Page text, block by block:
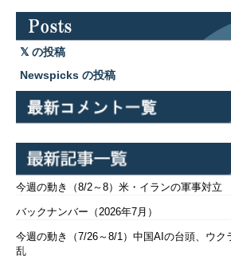
の投稿
Newspicks の投稿
今週の動き（8/2～8）米・イランの軍事対立
バックナンバー（2026年7月）
今週の動き（7/26～8/1）中国AIの台頭、ウク
乱